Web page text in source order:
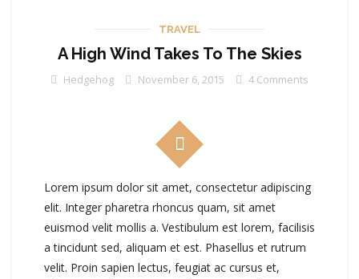
TRAVEL
A High Wind Takes To The Skies
Hedgehog November 6, 2015 4 Comments
Lorem ipsum dolor sit amet, consectetur adipiscing
elit. Integer pharetra rhoncus quam, sit amet
euismod velit mollis a. Vestibulum est lorem, facilisis
a tincidunt sed, aliquam et est. Phasellus et rutrum
velit. Proin sapien lectus, feugiat ac cursus et,